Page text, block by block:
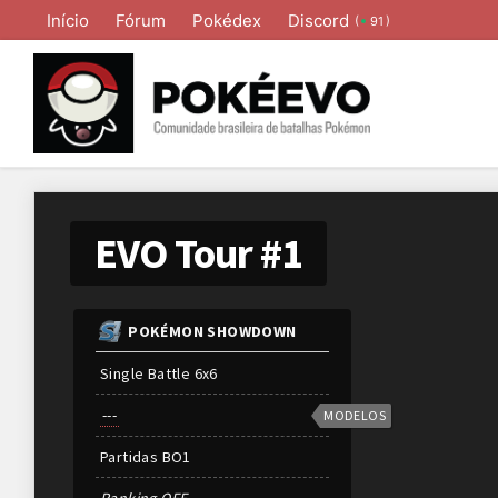
Início Fórum Pokédex Discord ( 91 )
EVO Tour #1
POKÉMON SHOWDOWN
Single Battle 6x6
---
Partidas BO1
MODELOS